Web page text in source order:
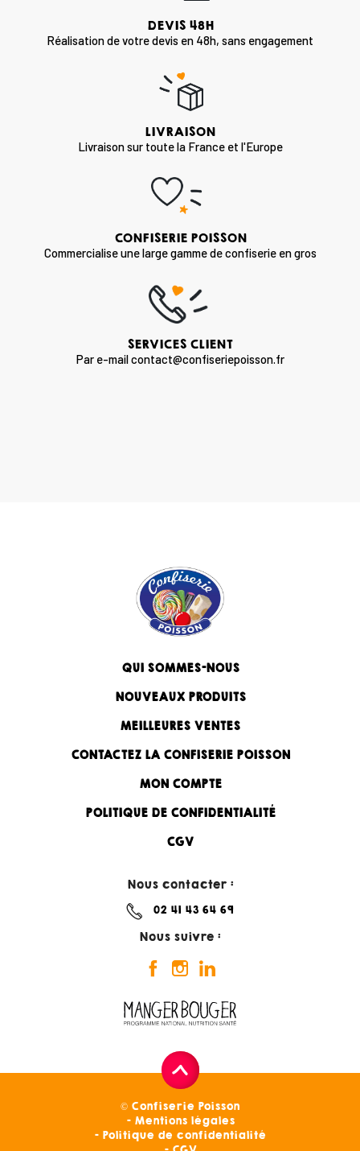
DEVIS 48H
Réalisation de votre devis en 48h, sans engagement
LIVRAISON
Livraison sur toute la France et l'Europe
CONFISERIE POISSON
Commercialise une large gamme de confiserie en gros
SERVICES CLIENT
Par e-mail contact@confiseriepoisson.fr
QUI SOMMES-NOUS
NOUVEAUX PRODUITS
MEILLEURES VENTES
CONTACTEZ LA CONFISERIE POISSON
MON COMPTE
POLITIQUE DE CONFIDENTIALITÉ
CGV
Nous contacter :
02 41 43 64 69
Nous suivre :
© Confiserie Poisson
Mentions légales
Politique de confidentialité